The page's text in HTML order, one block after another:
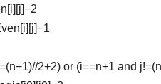
−2
−1
−1)//2+2) or (i==n+1 and j!=(n